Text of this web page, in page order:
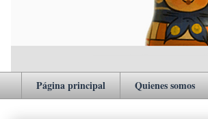
Página principal Quienes somos